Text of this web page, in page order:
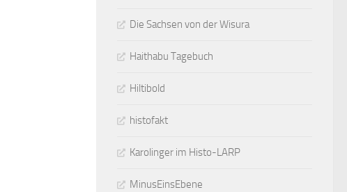
Die Sachsen von der Wisura
Haithabu Tagebuch
Hiltibold
histofakt
Karolinger im Histo-LARP
MinusEinsEbene